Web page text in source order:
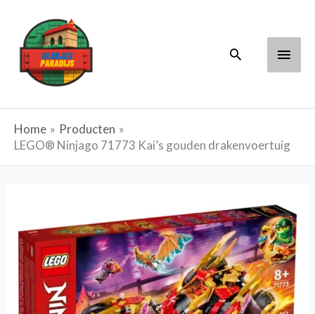
inhoud
Zoeken
Home
Producten
LEGO® Ninjago 71773 Kai’s gouden drakenvoertuig